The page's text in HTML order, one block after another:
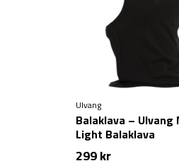
Ulvang
Balaklava – Ulvang
Light Balaklava
299kr